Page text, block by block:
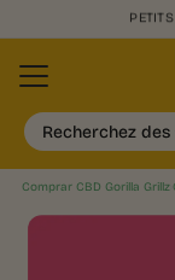
Recherchez
Comprar CBD Gorilla Grillz›